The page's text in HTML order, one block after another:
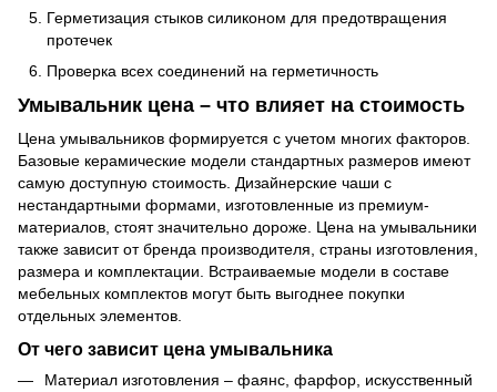
Герметизация стыков силиконом для предотвращения
протечек
Проверка всех соединений на герметичность
Умывальник цена – что влияет на стоимость
Цена умывальников формируется с учетом многих факторов.
Базовые керамические модели стандартных размеров имеют
самую доступную стоимость. Дизайнерские чаши с
нестандартными формами, изготовленные из премиум-
материалов, стоят значительно дороже. Цена на умывальники
также зависит от бренда производителя, страны изготовления,
размера и комплектации. Встраиваемые модели в составе
мебельных комплектов могут быть выгоднее покупки
отдельных элементов.
От чего зависит цена умывальника
Материал изготовления – фаянс, фарфор, искусственный